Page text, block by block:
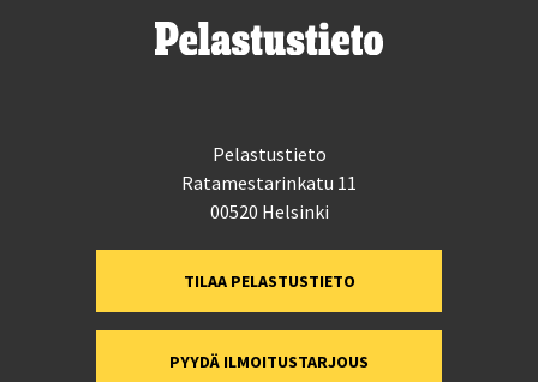
Pelastustieto
Ratamestarinkatu 11
00520 Helsinki
TILAA PELASTUSTIETO
PYYDÄ ILMOITUSTARJOUS